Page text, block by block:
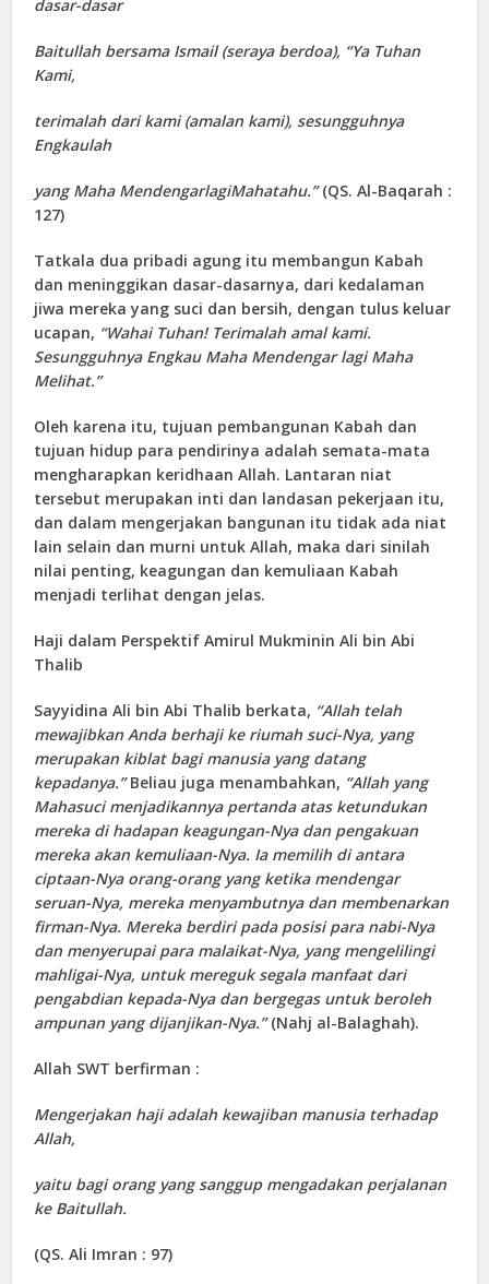
dasar-dasar
Baitullah bersama Ismail (seraya berdoa), “Ya Tuhan
Kami,
terimalah dari kami (amalan kami), sesungguhnya
Engkaulah
yang Maha MendengarlagiMahatahu.”(QS. Al-Baqarah :
127)
Tatkala dua pribadi agung itu membangun Kabah
dan meninggikan dasar-dasarnya, dari kedalaman
jiwa mereka yang suci dan bersih, dengan tulus keluar
ucapan, “Wahai Tuhan! Terimalah amal kami.
Sesungguhnya Engkau Maha Mendengar lagi Maha
Melihat.”
Oleh karena itu, tujuan pembangunan Kabah dan
tujuan hidup para pendirinya adalah semata-mata
mengharapkan keridhaan Allah. Lantaran niat
tersebut merupakan inti dan landasan pekerjaan itu,
dan dalam mengerjakan bangunan itu tidak ada niat
lain selain dan murni untuk Allah, maka dari sinilah
nilai penting, keagungan dan kemuliaan Kabah
menjadi terlihat dengan jelas.
Haji dalam Perspektif Amirul Mukminin Ali bin Abi
Thalib
Sayyidina Ali bin Abi Thalib berkata, “Allah telah
mewajibkan Anda berhaji ke riumah suci-Nya, yang
merupakan kiblat bagi manusia yang datang
kepadanya.”Beliau juga menambahkan, “Allah yang
Mahasuci menjadikannya pertanda atas ketundukan
mereka di hadapan keagungan-Nya dan pengakuan
mereka akan kemuliaan-Nya. Ia memilih di antara
ciptaan-Nya orang-orang yang ketika mendengar
seruan-Nya, mereka menyambutnya dan membenarkan
firman-Nya. Mereka berdiri pada posisi para nabi-Nya
dan menyerupai para malaikat-Nya, yang mengelilingi
mahligai-Nya, untuk mereguk segala manfaat dari
pengabdian kepada-Nya dan bergegas untuk beroleh
ampunan yang dijanjikan-Nya.”(Nahj al-Balaghah).
Allah SWT berfirman :
Mengerjakan haji adalah kewajiban manusia terhadap
Allah,
yaitu bagi orang yang sanggup mengadakan perjalanan
ke Baitullah.
(QS. Ali Imran : 97)